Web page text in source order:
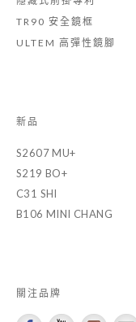
TR90 安全鏡框
ULTEM 高彈性鏡腳
新品
S2607 MU+
S219 BO+
C31 SHI
B106 MINI CHANG
關注品牌